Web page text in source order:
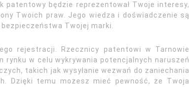
patentowy będzie reprezentował Twoje interesy,
Twoich praw. Jego wiedza i doświadczenie są
Twojej marki.
rejestracji. Rzecznicy patentowi w Tarnowie
rynku w celu wykrywania potencjalnych naruszeń
takich jak wysyłanie wezwań do zaniechania
Dzięki temu możesz mieć pewność, że Twoja